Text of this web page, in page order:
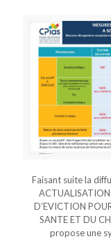
Faisant suite la
ACTUALISATION
D’EVICTION
SANTE ET DU
propose une